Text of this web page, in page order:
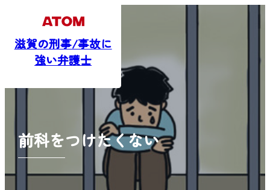
滋賀の刑事/事故に
前科をつけたくない